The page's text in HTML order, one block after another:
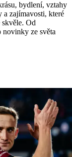
bydlení, vztahy
a zajímavosti, které
Od
ze světa